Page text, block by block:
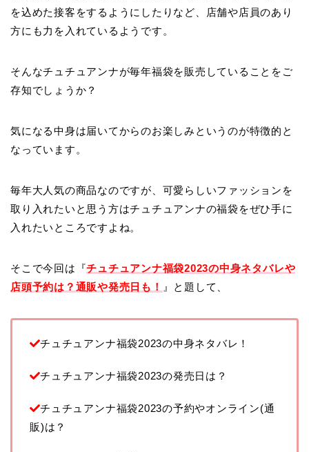
を込めた接客をするようにしたりなど、店舗や店員のあり
方にも力を入れているようです。
そんなチュチュアンナが毎年福袋を販売していることをご
存知でしょうか？
気になる中身は届いてからのお楽しみというのが特徴的と
なっています。
毎年大人気の商品なのですが、可愛らしいファッションを
取り入れたいと思う方はチュチュアンナの福袋をぜひ手に
入れたいところですよね。
そこで今回は『チュチュアンナ福袋2023の中身ネタバレや
店頭予約は？通販や発売日も！
』と題して、
チュチュアンナ福袋2023の中身ネタバレ！
チュチュアンナ福袋2023の発売日は？
チュチュアンナ福袋2023の予約やオンライン(通
販)は？